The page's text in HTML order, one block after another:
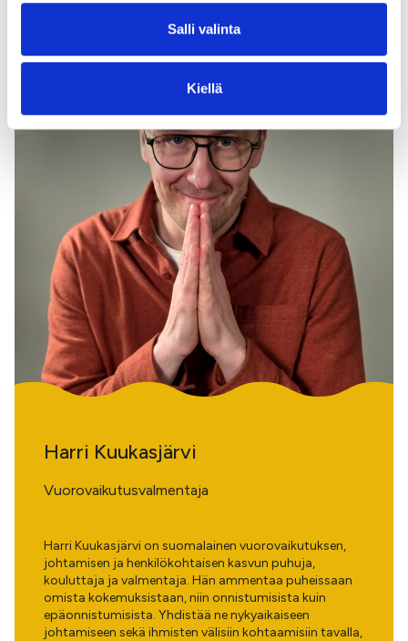
Salli valinta
Kiellä
Harri Kuukasjärvi
Vuorovaikutusvalmentaja
Harri Kuukasjärvi on suomalainen vuorovaikutuksen,
johtamisen ja henkilökohtaisen kasvun puhuja,
kouluttaja ja valmentaja. Hän ammentaa puheissaan
omista kokemuksistaan, niin onnistumisista kuin
epäonnistumisista. Yhdistää ne nykyaikaiseen
johtamiseen sekä ihmisten välisiin kohtaamisiin tavalla,